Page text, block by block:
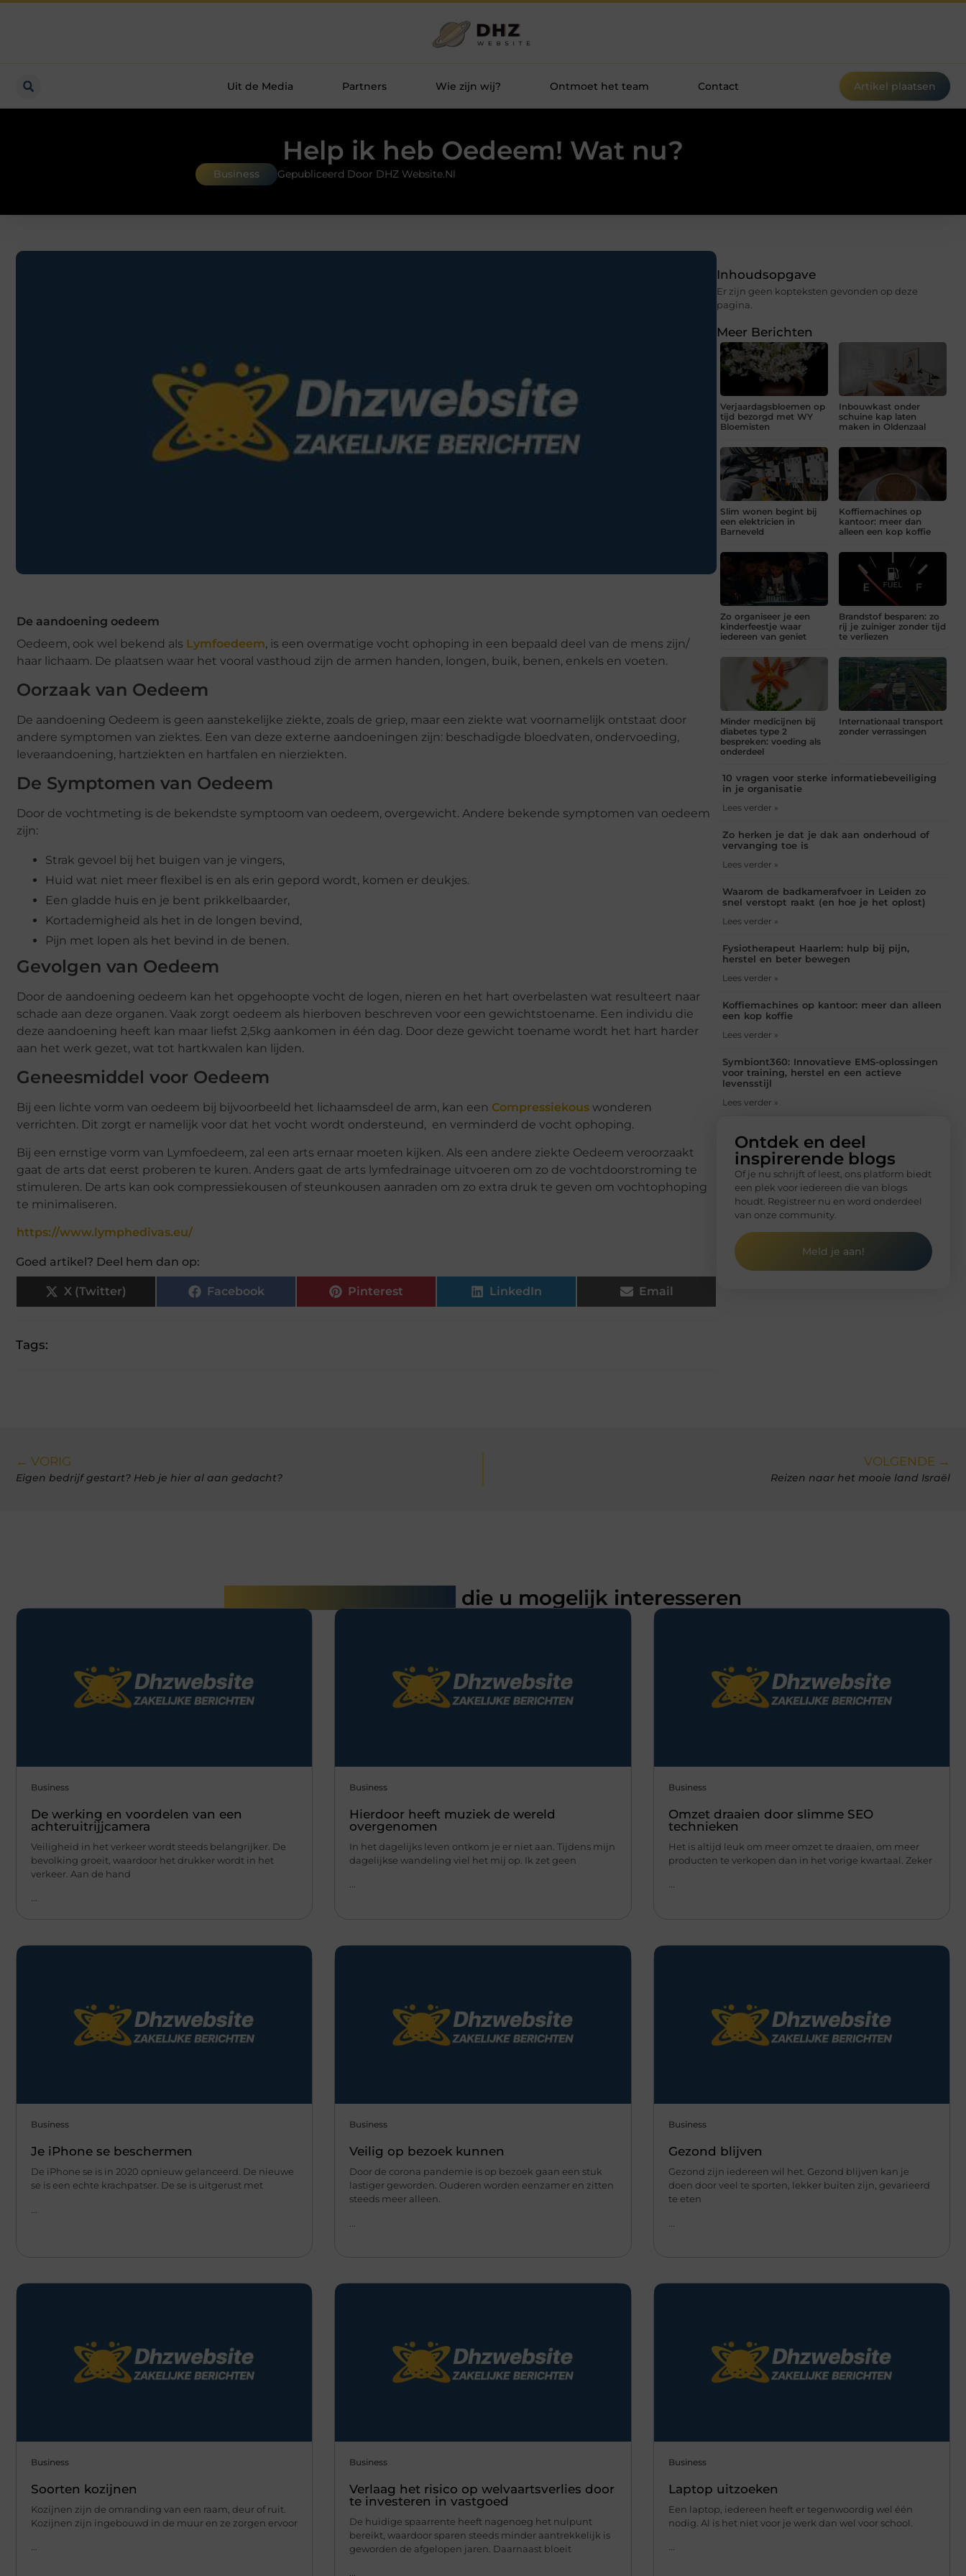
Uit de Media Partners Wie zijn wij? Ontmoet het team Contact Artikel plaatsen
Help ik heb Oedeem! Wat nu?
Business Gepubliceerd Door DHZ Website.nl
De aandoening oedeem
Oedeem, ook wel bekend als Lymfoedeem, is een overmatige vocht ophoping in een bepaald deel van de mens zijn/
haar lichaam. De plaatsen waar het vooral vasthoud zijn de armen handen, longen, buik, benen, enkels en voeten.
Oorzaak van Oedeem
De aandoening Oedeem is geen aanstekelijke ziekte, zoals de griep, maar een ziekte wat voornamelijk ontstaat door
andere symptomen van ziektes. Een van deze externe aandoeningen zijn: beschadigde bloedvaten, ondervoeding,
leveraandoening, hartziekten en hartfalen en nierziekten.
De Symptomen van Oedeem
Door de vochtmeting is de bekendste symptoom van oedeem, overgewicht. Andere bekende symptomen van oedeem
zijn:
Strak gevoel bij het buigen van je vingers,
Huid wat niet meer flexibel is en als erin gepord wordt, komen er deukjes.
Een gladde huis en je bent prikkelbaarder,
Kortademigheid als het in de longen bevind,
Pijn met lopen als het bevind in de benen.
Gevolgen van Oedeem
Door de aandoening oedeem kan het opgehoopte vocht de logen, nieren en het hart overbelasten wat resulteert naar
schade aan deze organen. Vaak zorgt oedeem als hierboven beschreven voor een gewichtstoename. Een individu die
deze aandoening heeft kan maar liefst 2,5kg aankomen in één dag. Door deze gewicht toename wordt het hart harder
aan het werk gezet, wat tot hartkwalen kan lijden.
Geneesmiddel voor Oedeem
Bij een lichte vorm van oedeem bij bijvoorbeeld het lichaamsdeel de arm, kan een Compressiekous wonderen
verrichten. Dit zorgt er namelijk voor dat het vocht wordt ondersteund, en verminderd de vocht ophoping.
Bij een ernstige vorm van Lymfoedeem, zal een arts ernaar moeten kijken. Als een andere ziekte Oedeem veroorzaakt
gaat de arts dat eerst proberen te kuren. Anders gaat de arts lymfedrainage uitvoeren om zo de vochtdoorstroming te
stimuleren. De arts kan ook compressiekousen of steunkousen aanraden om zo extra druk te geven om vochtophoping
te minimaliseren.
https://www.lymphedivas.eu/
Goed artikel? Deel hem dan op:
X (Twitter) Facebook Pinterest LinkedIn Email
Tags:
Inhoudsopgave
Er zijn geen kopteksten gevonden op deze
pagina.
Meer Berichten
Verjaardagsbloemen op
tijd bezorgd met WY
Bloemisten
Inbouwkast onder
schuine kap laten
maken in Oldenzaal
Slim wonen begint bij
een elektricien in
Barneveld
Koffiemachines op
kantoor: meer dan
alleen een kop koffie
Zo organiseer je een
kinderfeestje waar
iedereen van geniet
Brandstof besparen: zo
rij je zuiniger zonder tijd
te verliezen
Minder medicijnen bij
diabetes type 2
bespreken: voeding als
onderdeel
Internationaal transport
zonder verrassingen
10 vragen voor sterke informatiebeveiliging
in je organisatie
Lees verder »
Zo herken je dat je dak aan onderhoud of
vervanging toe is
Lees verder »
Waarom de badkamerafvoer in Leiden zo
snel verstopt raakt (en hoe je het oplost)
Lees verder »
Fysiotherapeut Haarlem: hulp bij pijn,
herstel en beter bewegen
Lees verder »
Koffiemachines op kantoor: meer dan alleen
een kop koffie
Lees verder »
Symbiont360: Innovatieve EMS-oplossingen
voor training, herstel en een actieve
levensstijl
Lees verder »
Ontdek en deel
inspirerende blogs
Of je nu schrijft of leest, ons platform biedt
een plek voor iedereen die van blogs
houdt. Registreer nu en word onderdeel
van onze community.
Meld je aan!
← VORIG
Eigen bedrijf gestart? Heb je hier al aan gedacht?
VOLGENDE →
Reizen naar het mooie land Israël
die u mogelijk interesseren
Business
De werking en voordelen van een
achteruitrijjcamera
Veiligheid in het verkeer wordt steeds belangrijker. De
bevolking groeit, waardoor het drukker wordt in het
verkeer. Aan de hand
...
Business
Hierdoor heeft muziek de wereld
overgenomen
In het dagelijks leven ontkom je er niet aan. Tijdens mijn
dagelijkse wandeling viel het mij op. Ik zet geen
...
Business
Omzet draaien door slimme SEO
technieken
Het is altijd leuk om meer omzet te draaien, om meer
producten te verkopen dan in het vorige kwartaal. Zeker
...
Business
Je iPhone se beschermen
De iPhone se is in 2020 opnieuw gelanceerd. De nieuwe
se is een echte krachpatser. De se is uitgerust met
Business
Veilig op bezoek kunnen
Door de corona pandemie is op bezoek gaan een stuk
lastiger geworden. Ouderen worden eenzamer en zitten
steeds meer alleen.
Business
Gezond blijven
Gezond zijn iedereen wil het. Gezond blijven kan je
doen door veel te sporten, lekker buiten zijn, gevarieerd
te eten
Business
Soorten kozijnen
Kozijnen zijn de omranding van een raam, deur of ruit.
Kozijnen zijn ingebouwd in de muur en ze zorgen ervoor
Business
Verlaag het risico op welvaartsverlies door
te investeren in vastgoed
De huidige spaarrente heeft nagenoeg het nulpunt
bereikt, waardoor sparen steeds minder aantrekkelijk is
geworden de afgelopen jaren. Daarnaast bloeit
Business
Laptop uitzoeken
Een laptop, iedereen heeft er tegenwoordig wel één
nodig. Al is het niet voor je werk dan wel voor school.